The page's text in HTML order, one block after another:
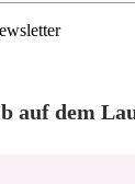
auf dem